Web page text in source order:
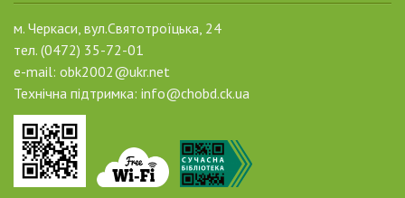
м. Черкаси, вул.Святотроїцька, 24
тел. (0472) 35-72-01
e-mail: obk2002@ukr.net
Технічна підтримка: info@chobd.ck.ua